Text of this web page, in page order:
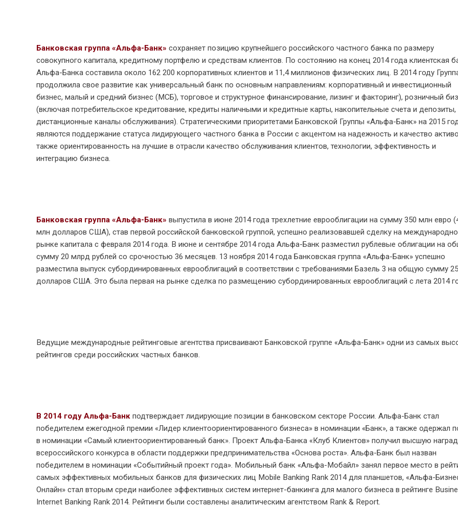
Банковская группа «Альфа-Банк» сохраняет позицию крупнейшего российского частного банка по размеру
совокупного капитала, кредитному портфелю и средствам клиентов. По состоянию на конец 2014 года клиентская
Альфа-Банка составила около 162 200 корпоративных клиентов и 11,4 миллионов физических лиц. В 2014 году
продолжила свое развитие как универсальный банк по основным направлениям: корпоративный и инвестиционный
бизнес, малый и средний бизнес (МСБ), торговое и структурное финансирование, лизинг и факторинг), розничный
(включая потребительское кредитование, кредиты наличными и кредитные карты, накопительные счета и депозиты,
дистанционные каналы обслуживания). Стратегическими приоритетами Банковской Группы «Альфа-Банк» на 2015
являются поддержание статуса лидирующего частного банка в России с акцентом на надежность и качество
также ориентированность на лучшие в отрасли качество обслуживания клиентов, технологии, эффективность и
интеграцию бизнеса.
Банковская группа «Альфа-Банк» выпустила в июне 2014 года трехлетние еврооблигации на сумму 350 млн евро
млн долларов США), став первой российской банковской группой, успешно реализовавшей сделку на
рынке капитала с февраля 2014 года. В июне и сентябре 2014 года Альфа-Банк разместил рублевые облигации на
сумму 20 млрд рублей со срочностью 36 месяцев. 13 ноября 2014 года Банковская группа «Альфа-Банк» успешно
разместила выпуск субординированных еврооблигаций в соответствии с требованиями Базель 3 на общую сумму
долларов США. Это была первая на рынке сделка по размещению субординированных еврооблигаций с лета 2014
Ведущие международные рейтинговые агентства присваивают Банковской группе «Альфа-Банк» одни из самых
рейтингов среди российских частных банков.
В 2014 году Альфа-Банкподтверждает лидирующие позиции в банковском секторе России. Альфа-Банк стал
победителем ежегодной премии «Лидер клиентоориентированного бизнеса» в номинации «Банк», а также одержал
в номинации «Самый клиентоориентированный банк». Проект Альфа-Банка «Клуб Клиентов» получил высшую
всероссийского конкурса в области поддержки предпринимательства «Основа роста». Альфа-Банк был назван
победителем в номинации «Событийный проект года». Мобильный банк «Альфа-Мобайл» занял первое место в
самых эффективных мобильных банков для физических лиц Mobile Banking Rank 2014 для планшетов, «Альфа-
Онлайн» стал вторым среди наиболее эффективных систем интернет-банкинга для малого бизнеса в рейтинге
Internet Banking Rank 2014. Рейтинги были составлены аналитическим агентством Rank & Report.